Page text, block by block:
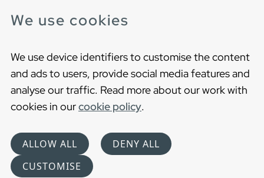
We use cookies
We use device identifiers to customise the content
and ads to users, provide social media features and
analyse our traffic. Read more about our work with
cookies in ourcookie policy.
ALLOW ALL
DENY ALL
CUSTOMISE
Cookies
Privaatsuspoliitika
Choose language